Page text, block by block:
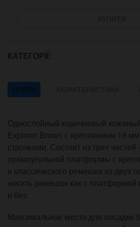
КАТЕГОРІЇ:
ОГЛЯД
Однослойный коричневый
Explorer Brown с креплением 18
строчками. Состоит из трех частей
прямоугольной платформы с
и классического ремешка из двух
носить ремешок как с платформой
и без.
Максимальное место для